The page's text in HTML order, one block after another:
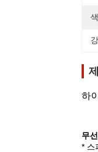
하
무
* 스